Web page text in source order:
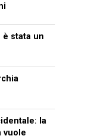
è stata un
la
vuole